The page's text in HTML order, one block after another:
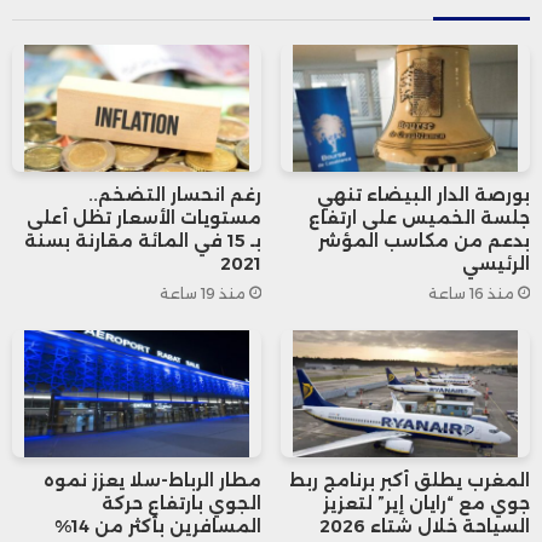
العسكرية البحرية، مع تبادل وجهات النظر حول
الحلول التكنولوجية التي تقترحها الشركة التركية،
دون أن تسفر هذه المرحلة عن توقيع اتفاقيات
رسمية أو الإعلان عن مشاريع استثمارية أو إنشاء
وحدات تصنيع بالمغرب.
وأكدت Emtekno أن هذه الخطوة تندرج ضمن
استراتيجيتها لتعزيز حضورها الدولي، والمساهمة
في تمثيل الصناعات الدفاعية التركية في
الأسواق الخارجية، عبر بناء جسور تواصل مع
مؤسسات عسكرية في دول شريكة.
بورصة الدار البيضاء تنهي
جلسة الخميس على ارتفاع
بدعم من مكاسب المؤشر
الرئيسي
منذ 16 ساعة
رغم انحسار التضخم..
مستويات الأسعار تظل أعلى
بـ 15 في المائة مقارنة بسنة
2021
منذ 19 ساعة
المغرب يطلق أكبر برنامج ربط
جوي مع “رايان إير” لتعزيز
السياحة خلال شتاء 2026
مطار الرباط-سلا يعزز نموه
الجوي بارتفاع حركة
المسافرين بأكثر من 14%